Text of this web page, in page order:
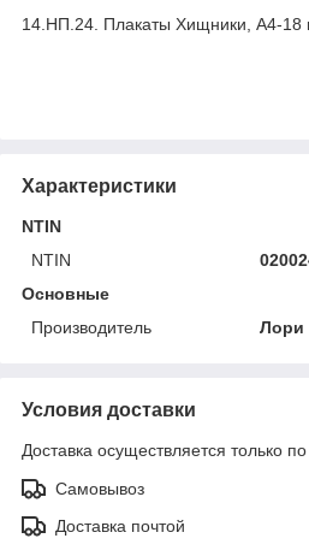
14.НП.24. Плакаты Хищники, А4-18
Характеристики
NTIN
NTIN
Основные
Производитель
Лори
Условия доставки
Доставка осуществляется только
Самовывоз
Доставка почтой